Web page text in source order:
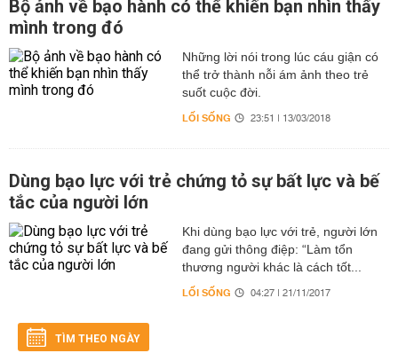
Bộ ảnh về bạo hành có thể khiến bạn nhìn thấy
mình trong đó
Những lời nói trong lúc cáu giận có
thể trở thành nỗi ám ảnh theo trẻ
suốt cuộc đời.
LỐI SỐNG 23:51 | 13/03/2018
Dùng bạo lực với trẻ chứng tỏ sự bất lực và bế
tắc của người lớn
Khi dùng bạo lực với trẻ, người lớn
đang gửi thông điệp: “Làm tổn
thương người khác là cách tốt...
LỐI SỐNG 04:27 | 21/11/2017
TÌM THEO NGÀY